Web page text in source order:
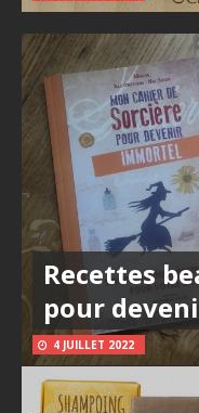
Recettes
pour
4 JUILLET 2022